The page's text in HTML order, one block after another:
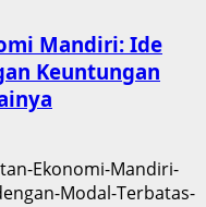
Mandiri: Ide
Keuntungan